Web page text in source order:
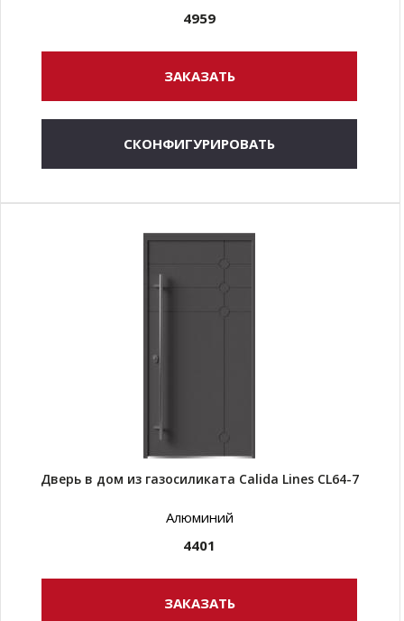
4959
ЗАКАЗАТЬ
СКОНФИГУРИРОВАТЬ
Дверь в дом из газосиликата Calida Lines CL64-7
Алюминий
4401
ЗАКАЗАТЬ